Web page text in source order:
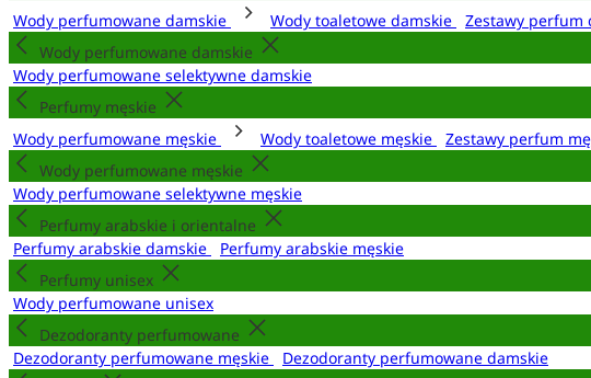
Wody perfumowane damskie
Wody toaletowe damskie
Zestawy perfum
Wody perfumowane damskie
Wody perfumowane selektywne damskie
Perfumy męskie
Wody perfumowane męskie
Wody toaletowe męskie
Zestawy perfum
Wody perfumowane męskie
Wody perfumowane selektywne męskie
Perfumy arabskie i orientalne
Perfumy arabskie damskie
Perfumy arabskie męskie
Perfumy unisex
Wody perfumowane unisex
Dezodoranty perfumowane
Dezodoranty perfumowane męskie
Dezodoranty perfumowane damskie